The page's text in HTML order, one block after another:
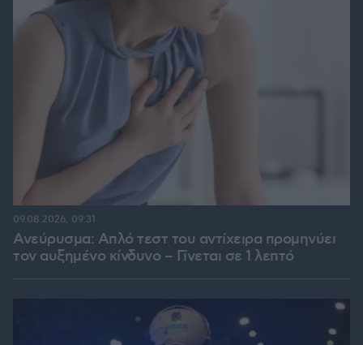
Ανεύρυσμα: Απλό τεστ του αντίχειρα προμηνύει
τον αυξημένο κίνδυνο – Γίνεται σε 1 λεπτό
09.08.2026, 09:31